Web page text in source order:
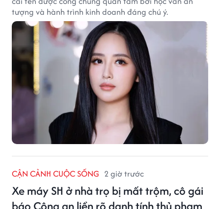
tượng và hành trình kinh doanh đáng chú ý.
CẬN CẢNH CUỘC SỐNG 2 giờ trước
Xe máy SH ở nhà trọ bị mất trộm, cô gái
báo Công an liền rõ danh tính thủ phạm